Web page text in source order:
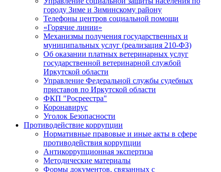
городу Зиме и Зиминскому району
Телефоны центров социальной помощи
«Горячие линии»
Механизмы получения государственных и
муниципальных услуг (реализация 210-ФЗ)
Об оказании платных ветеринарных услуг
государственной ветеринарной службой
Иркутской области
Управление Федеральной службы судебных
приставов по Иркутской области
ФКП "Росреестра"
Коронавирус
Уголок Безопасности
Противодействие коррупции
Нормативные правовые и иные акты в сфере
противодействия коррупции
Антикоррупционная экспертиза
Методические материалы
Формы документов, связанных с